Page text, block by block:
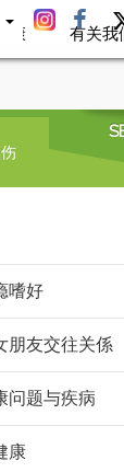
康 有关我
嗜好
朋友交往关係
问题与疾病
康